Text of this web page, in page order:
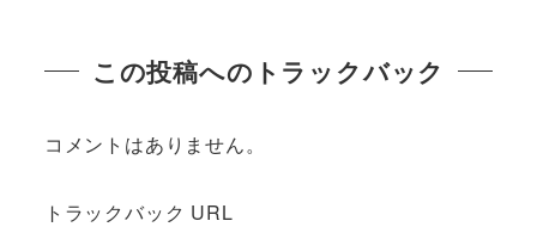
この投稿へのトラックバック
コメントはありません。
トラックバック URL